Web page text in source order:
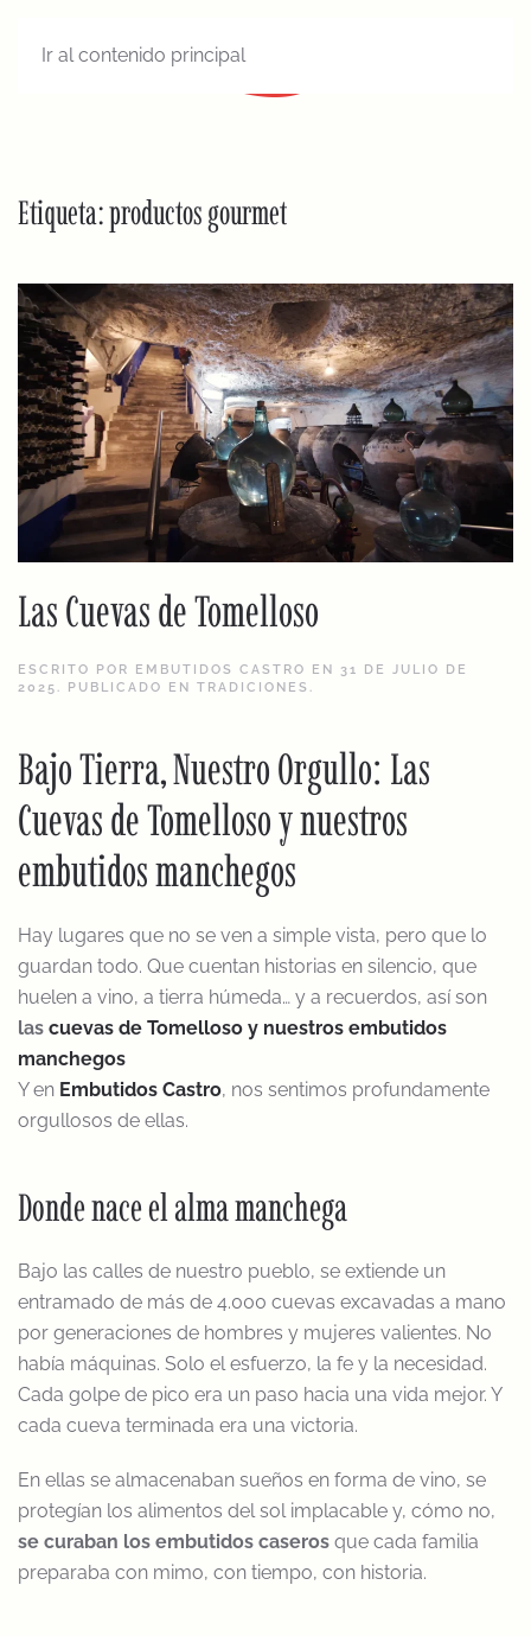
Ir al contenido principal
Etiqueta:productos gourmet
Las Cuevas de Tomelloso
ESCRITO POR EMBUTIDOS CASTRO EN 31 DE JULIO DE
2025. PUBLICADO EN TRADICIONES.
Bajo Tierra, Nuestro Orgullo: Las
Cuevas de Tomelloso y nuestros
embutidos manchegos
Hay lugares que no se ven a simple vista, pero que lo
guardan todo. Que cuentan historias en silencio, que
huelen a vino, a tierra húmeda… y a recuerdos, así son
las cuevas de Tomelloso y nuestros embutidos
manchegos
Y en Embutidos Castro, nos sentimos profundamente
orgullosos de ellas.
Donde nace el alma manchega
Bajo las calles de nuestro pueblo, se extiende un
entramado de más de 4.000 cuevas excavadas a mano
por generaciones de hombres y mujeres valientes. No
había máquinas. Solo el esfuerzo, la fe y la necesidad.
Cada golpe de pico era un paso hacia una vida mejor. Y
cada cueva terminada era una victoria.
En ellas se almacenaban sueños en forma de vino, se
protegían los alimentos del sol implacable y, cómo no,
se curaban los embutidos caseros que cada familia
preparaba con mimo, con tiempo, con historia.